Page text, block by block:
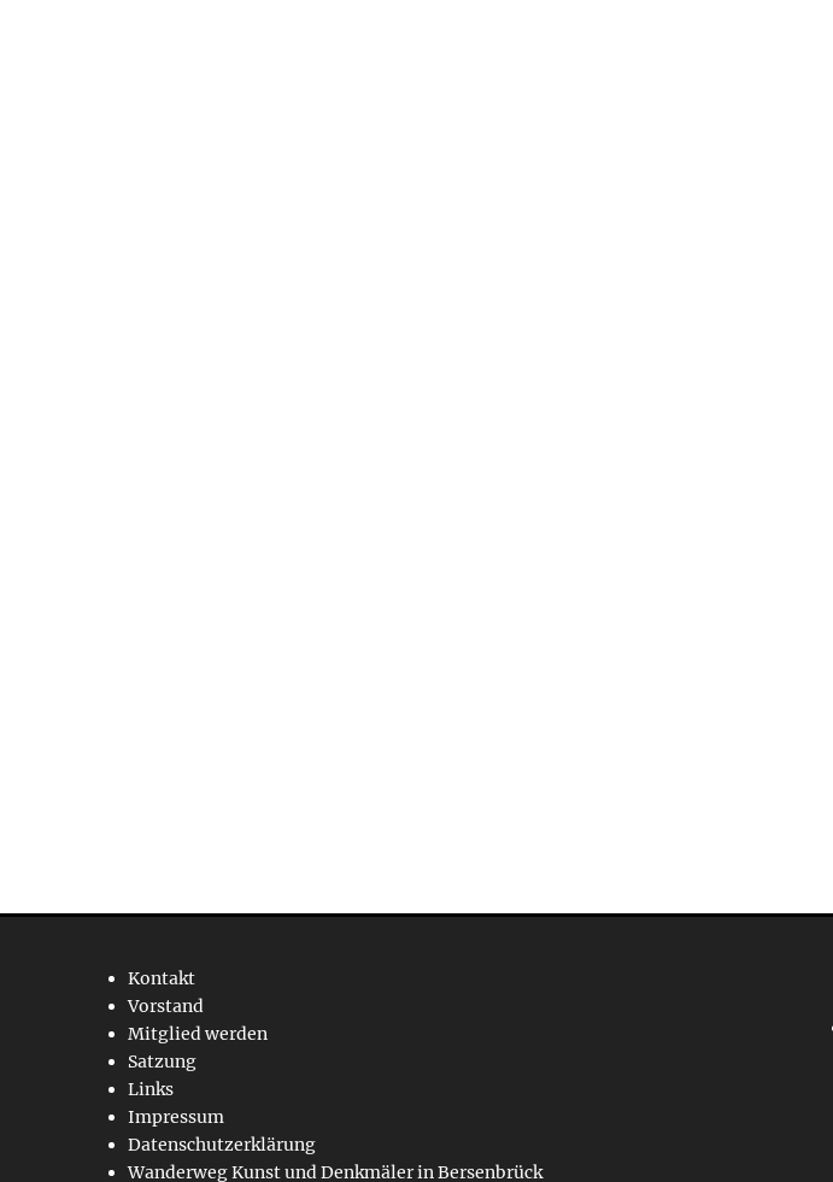
Kontakt
Vorstand
Mitglied werden
Satzung
Links
Impressum
Datenschutzerklärung
Wanderweg Kunst und Denkmäler in Bersenbrück